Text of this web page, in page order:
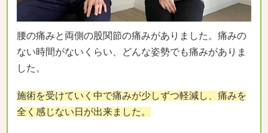
腰の痛みと両側の股関節の痛みがありました。痛みの
ない時間がないくらい、どんな姿勢でも痛みがありま
した。
施術を受けていく中で痛みが少しずつ軽減し、痛みを
全く感じない日が出来ました。